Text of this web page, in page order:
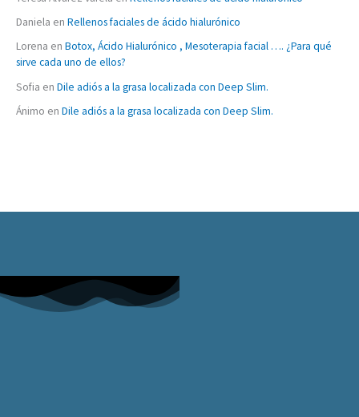
Daniela en Rellenos faciales de ácido hialurónico
Lorena en Botox, Ácido Hialurónico , Mesoterapia facial …. ¿Para qué
sirve cada uno de ellos?
Sofia en Dile adiós a la grasa localizada con Deep Slim.
Ánimo en Dile adiós a la grasa localizada con Deep Slim.